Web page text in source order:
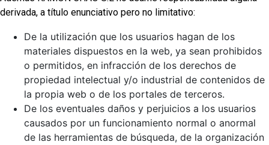
derivada, a título enunciativo pero no limitativo:
De la utilización que los usuarios hagan de los
materiales dispuestos en la web, ya sean prohibidos
o permitidos, en infracción de los derechos de
propiedad intelectual y/o industrial de contenidos de
la propia web o de los portales de terceros.
De los eventuales daños y perjuicios a los usuarios
causados por un funcionamiento normal o anormal
de las herramientas de búsqueda, de la organización